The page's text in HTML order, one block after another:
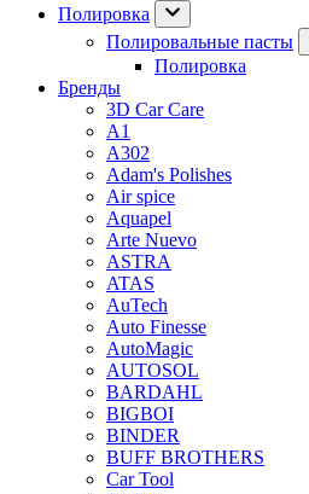
Полировка
Полировальные пасты
Полировка
Бренды
3D Car Care
A1
A302
Adam's Polishes
Air spice
Aquapel
Arte Nuevo
ASTRA
ATAS
AuTech
Auto Finesse
AutoMagic
AUTOSOL
BARDAHL
BIGBOI
BINDER
BUFF BROTHERS
Car Tool